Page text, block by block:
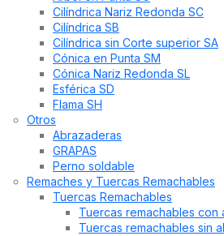
Cilíndrica Nariz Redonda SC
Cilíndrica SB
Cilíndrica sin Corte superior SA
Cónica en Punta SM
Cónica Nariz Redonda SL
Esférica SD
Flama SH
Otros
Abrazaderas
GRAPAS
Perno soldable
Remaches y Tuercas Remachables
Tuercas Remachables
Tuercas remachables con
Tuercas remachables sin